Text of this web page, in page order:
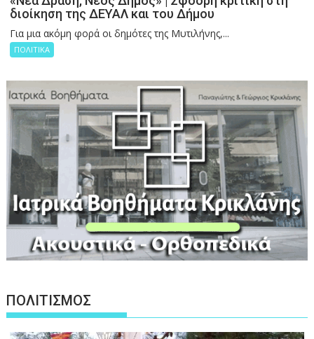
διοίκηση της ΔΕΥΑΛ και του Δήμου
Για μια ακόμη φορά οι δημότες της Μυτιλήνης,...
ΠΟΛΙΤΙΚΑ
ΠΟΛΙΤΙΣΜΟΣ